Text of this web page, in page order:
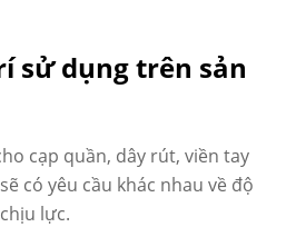
sử dụng trên sản
cạp quần, dây rút, viền tay
có yêu cầu khác nhau về độ
lực.